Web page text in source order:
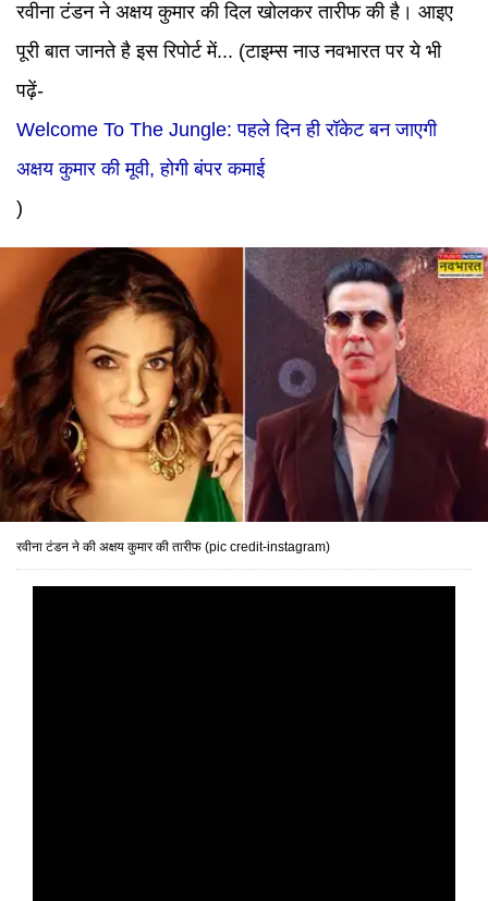
रवीना टंडन ने अक्षय कुमार की दिल खोलकर तारीफ की है। आइए
पूरी बात जानते है इस रिपोर्ट में... (टाइम्स नाउ नवभारत पर ये भी
पढ़ें-
Welcome To The Jungle: पहले दिन ही रॉकेट बन जाएगी
अक्षय कुमार की मूवी, होगी बंपर कमाई
)
रवीना टंडन ने की अक्षय कुमार की तारीफ (pic credit-instagram)